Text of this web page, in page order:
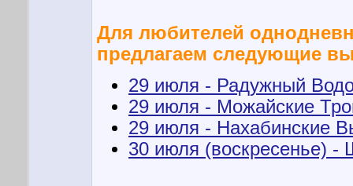
Для любителей
предлагаем следующие
29 июля - Радужный
29 июля - Можайские
29 июля - Нахабинские
30 июля (воскресенье) -